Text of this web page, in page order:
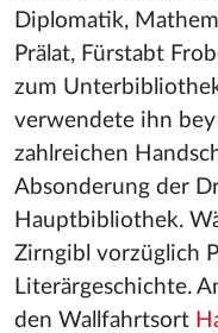
Diplomatik,
Prälat, Fürstabt
zum
verwendete ihn
zahlreichen
Absonderung der
Hauptbibliothek.
Zirngibl vorzüglich
Literärgeschichte.
den Wallfahrtsort